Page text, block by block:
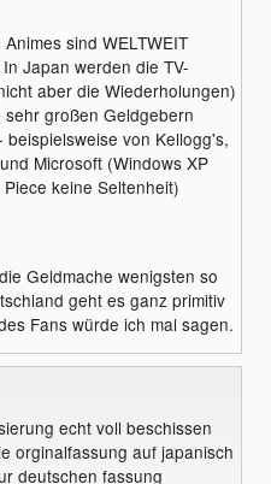
sind WELTWEIT
Japan werden die TV-
aber die Wiederholungen)
sehr großen Geldgebern
beispielsweise von Kellogg's,
Microsoft (Windows XP
keine Seltenheit)
Geldmache wenigsten so
geht es ganz primitiv
Fans würde ich mal sagen.
echt voll beschissen
orginalfassung auf japanisch
deutschen fassung